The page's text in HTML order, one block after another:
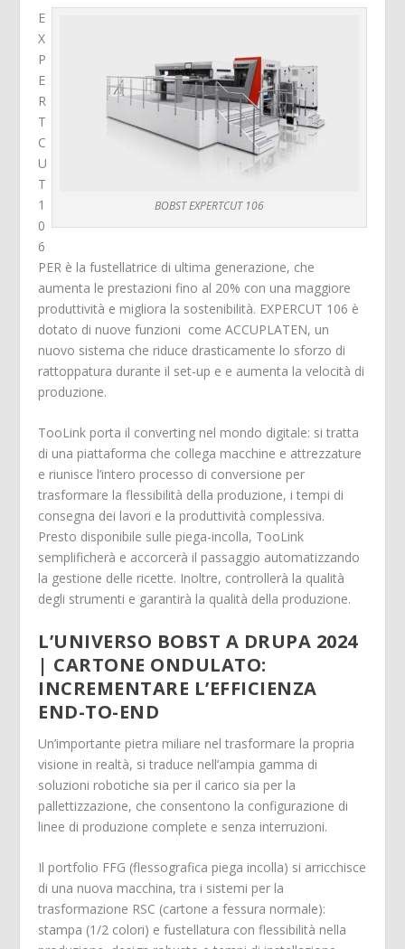
BOBST EXPERTCUT 106
E
X
P
E
R
T
C
U
T
1
0
6
PER è la fustellatrice di ultima generazione, che
aumenta le prestazioni fino al 20% con una maggiore
produttività e migliora la sostenibilità. EXPERCUT 106 è
dotato di nuove funzioni come ACCUPLATEN, un
nuovo sistema che riduce drasticamente lo sforzo di
rattoppatura durante il set-up e e aumenta la velocità di
produzione.
TooLink porta il converting nel mondo digitale: si tratta
di una piattaforma che collega macchine e attrezzature
e riunisce l’intero processo di conversione per
trasformare la flessibilità della produzione, i tempi di
consegna dei lavori e la produttività complessiva.
Presto disponibile sulle piega-incolla, TooLink
semplificherà e accorcerà il passaggio automatizzando
la gestione delle ricette. Inoltre, controllerà la qualità
degli strumenti e garantirà la qualità della produzione.
L’UNIVERSO BOBST A DRUPA 2024
| CARTONE ONDULATO:
INCREMENTARE L’EFFICIENZA
END-TO-END
Un’importante pietra miliare nel trasformare la propria
visione in realtà, si traduce nell’ampia gamma di
soluzioni robotiche sia per il carico sia per la
pallettizzazione, che consentono la configurazione di
linee di produzione complete e senza interruzioni.
Il portfolio FFG (flessografica piega incolla) si arricchisce
di una nuova macchina, tra i sistemi per la
trasformazione RSC (cartone a fessura normale):
stampa (1/2 colori) e fustellatura con flessibilità nella